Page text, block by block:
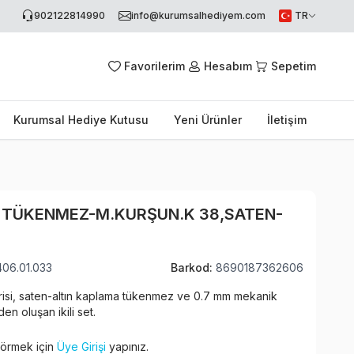
902122814990 info@kurumsalhediyem.com TR
Favorilerim Hesabım Sepetim
Kurumsal Hediye Kutusu Yeni Ürünler İletişim
M.KURŞUN.K 38,SATEN-
Barkod: 8690187362606
saten-altın kaplama tükenmez ve 0.7 mm mekanik
oluşan ikili set.
için Üye Girişi yapınız.